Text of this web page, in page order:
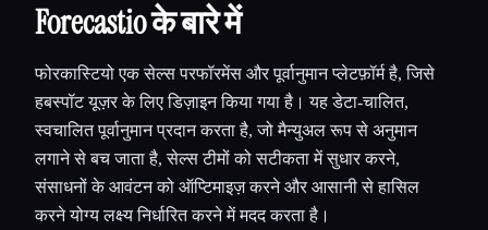
Forecastio के बारे में
फोरकास्टियो एक सेल्स परफॉरमेंस और पूर्वानुमान प्लेटफ़ॉर्म है, जिसे
हबस्पॉट यूज़र के लिए डिज़ाइन किया गया है। यह डेटा-चालित,
स्वचालित पूर्वानुमान प्रदान करता है, जो मैन्युअल रूप से अनुमान
लगाने से बच जाता है, सेल्स टीमों को सटीकता में सुधार करने,
संसाधनों के आवंटन को ऑप्टिमाइज़ करने और आसानी से हासिल
करने योग्य लक्ष्य निर्धारित करने में मदद करता है।